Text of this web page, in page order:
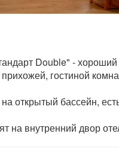
Double" -хороший
гостиной
открытый бассейн,
на внутренний двор